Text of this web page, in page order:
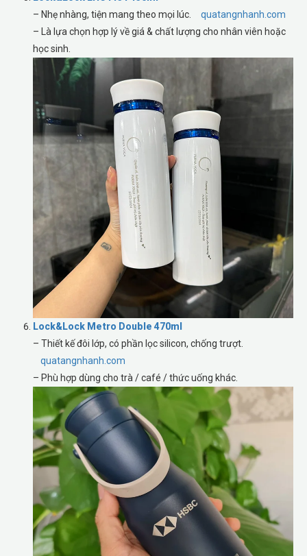
– Nhẹ nhàng, tiện mang theo mọi lúc.
quatangnhanh.com
– Là lựa chọn hợp lý về giá & chất lượng cho nhân viên hoặc
học sinh.
Lock&Lock Metro Double 470ml
– Thiết kế đôi lớp, có phần lọc silicon, chống trượt.
quatangnhanh.com
– Phù hợp dùng cho trà / café / thức uống khác.